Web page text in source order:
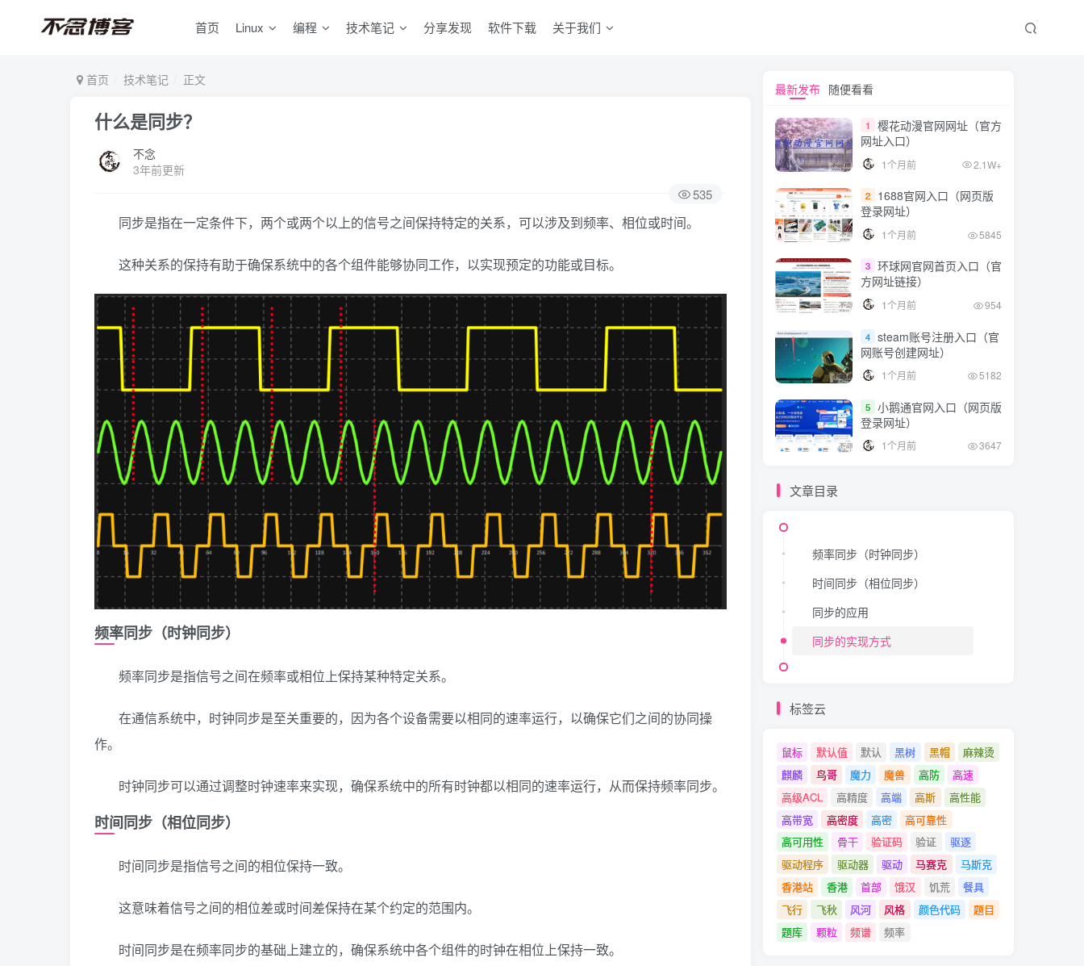
首页 Linux 编程 技术笔记 分享发现 软件下载 关于我们
首页 技术笔记 正文
什么是同步？
不念
3年前更新
535
同步是指在一定条件下，两个或两个以上的信号之间保持特定的关系，可以涉及到频率、相位或时间。
这种关系的保持有助于确保系统中的各个组件能够协同工作，以实现预定的功能或目标。
频率同步（时钟同步）
频率同步是指信号之间在频率或相位上保持某种特定关系。
在通信系统中，时钟同步是至关重要的，因为各个设备需要以相同的速率运行，以确保它们之间的协同操
作。
时钟同步可以通过调整时钟速率来实现，确保系统中的所有时钟都以相同的速率运行，从而保持频率同步。
时间同步（相位同步）
时间同步是指信号之间的相位保持一致。
这意味着信号之间的相位差或时间差保持在某个约定的范围内。
时间同步是在频率同步的基础上建立的，确保系统中各个组件的时钟在相位上保持一致。
频率同步（时钟同步）
时间同步（相位同步）
同步的应用
同步的实现方式
最新发布 随便看看
1
樱花动漫官网网址（官方
网址入口）
1个月前 2.1W+
2
1688官网入口（网页版
登录网址）
1个月前 5845
3 环球网官网首页入口（官
方网址链接）
1个月前 954
4 steam账号注册入口（官
网账号创建网址）
1个月前 5182
5 小鹅通官网入口（网页版
登录网址）
1个月前 3647
文章目录
频率同步（时钟同步）
时间同步（相位同步）
同步的应用
同步的实现方式
标签云
鼠标 默认值 默认 黑树 黑帽
麻辣烫
麒麟
鸟哥 魔力 魔兽 高防
高速
高级ACL
高精度 高端 高斯
高性能
高带宽
高密度 高密
高可靠性
高可用性
骨干 验证码 验证
驱逐
驱动程序
驱动器 驱动 马赛克
马斯克
香港站
香港 首部 饿汉 饥荒
餐具
飞行
飞秋 风河 风格 颜色代码
题目
题库
颗粒 频谱 频率